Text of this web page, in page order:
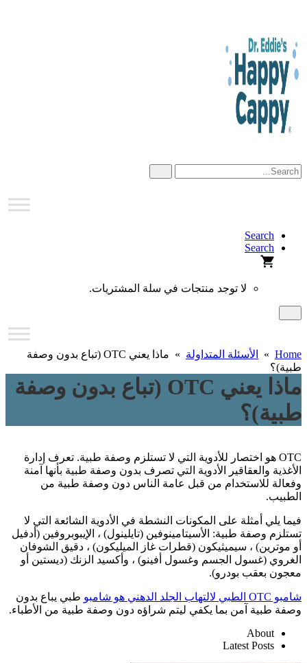
content
Search
Search
لا توجد منتجات في سلة المشتريات.
Home
» الأسئلة المتداولة
» ماذا يعني OTC (تباع بدون وصفة
طبية)؟
ماذا يعني OTC (تباع بدون وصفة
طبية)؟
OTC هو اختصار للأدوية التي لا تستلزم وصفة طبية. تعرف إدارة
الأغذية والعقاقير الأدوية التي تصرف بدون وصفة طبية بأنها آمنة
وفعالة للاستخدام من قبل عامة الناس دون وصفة طبية من
الطبيب.
فيما يلي أمثلة على المكونات النشطة في الأدوية الشائعة التي لا
تستلزم وصفة طبية: الأسيتامينوفين (تايلينول) ، الإيبوبروفين (أدفيل
أو موترين) ، سيميثيكون (قطرات غاز الميليكون) ، دقيق الشوفان
الغروي (غسول الجسم وغسول أفينو) ، وأكسيد الزنك (ديستين أو
معجون بعقب بودرو).
شامبو OTC الطبي لالتهاب الجلد الدهني هو شامبو
طبي يباع بدون
وصفة طبية آمن بما يكفي ليتم شراؤه دون وصفة طبية من الأطباء.
About
Latest Posts